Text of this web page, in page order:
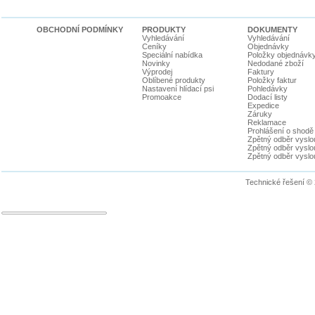
OBCHODNÍ PODMÍNKY
PRODUKTY
Vyhledávání
Ceníky
Speciální nabídka
Novinky
Výprodej
Oblíbené produkty
Nastavení hlídací psi
Promoakce
DOKUMENTY
Vyhledávání
Objednávky
Položky
Nedodané zboží
Faktury
Položky faktur
Pohledávky
Dodací listy
Expedice
Záruky
Reklamace
Prohlášení o shodě
Zpětný odběr
Zpětný odběr
Zpětný odběr
Technické řešení ©